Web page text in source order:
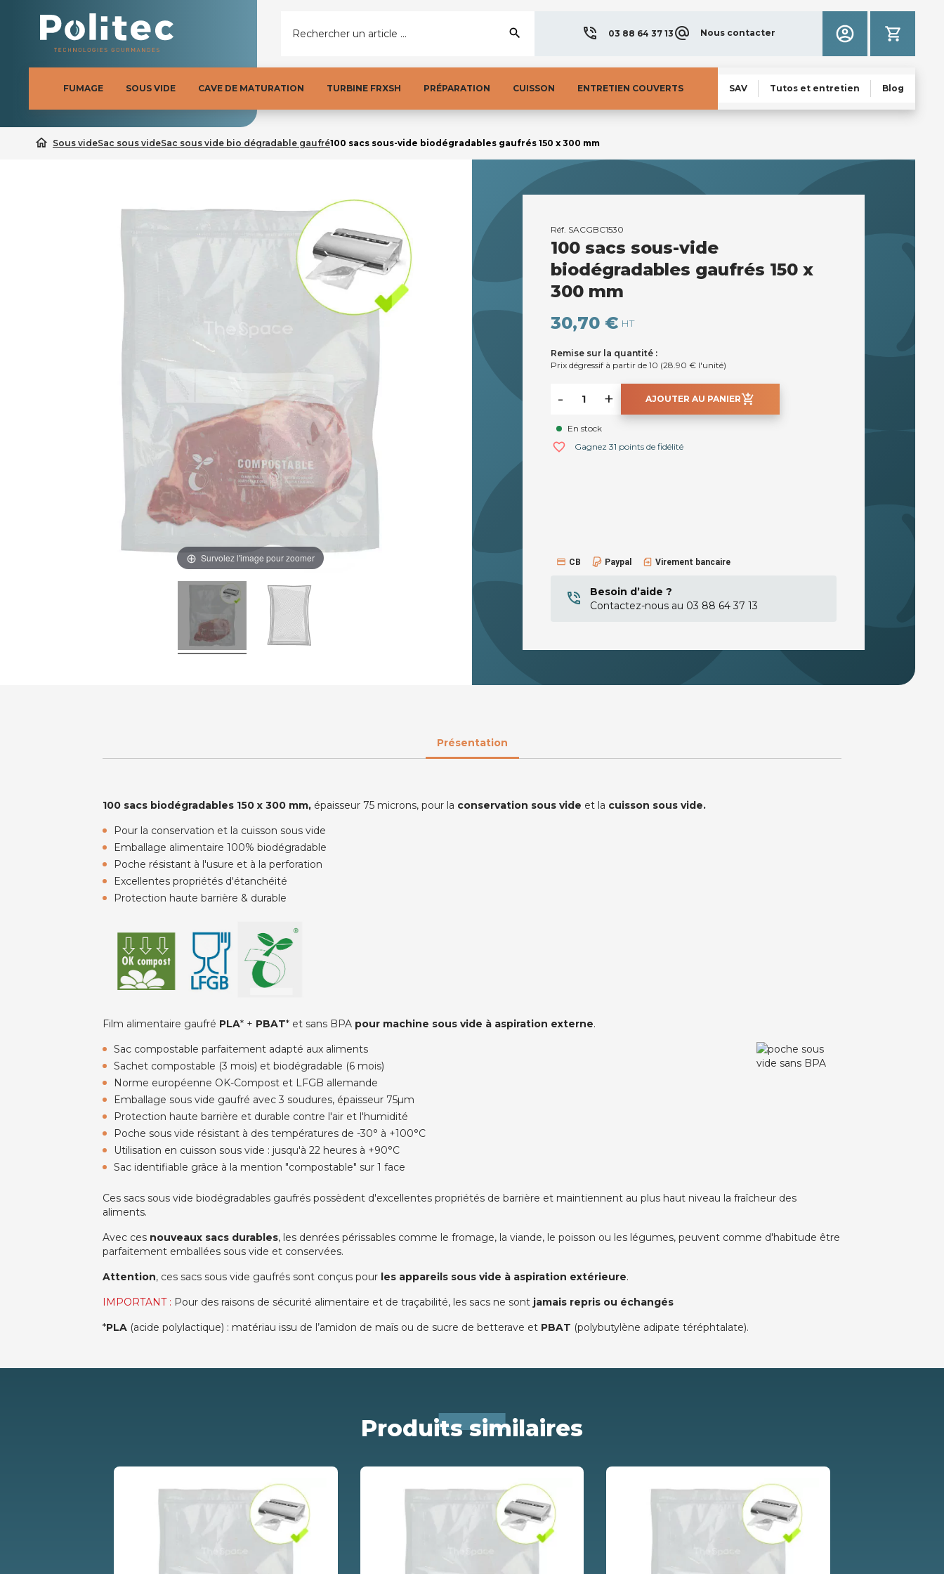
Rechercher un article ... search 03 88 64 37 13 Nous contacter
FUMAGE SOUS VIDE CAVE DE MATURATION TURBINE FRXSH PRÉPARATION CUISSON ENTRETIEN COUVERTS SAV Tutos et entretien Blog
home Sous videSac sous videSac sous vide bio dégradable gaufré100 sacs sous-vide biodégradables gaufrés 150 x 300 mm
Survolez l'image pour zoomer
Réf. SACGBC1530
100 sacs sous-vide
biodégradables gaufrés 150 x
300 mm
30,70 € HT
Remise sur la quantité :
Prix dégressif à partir de 10 (28.90 € l'unité)
- + AJOUTER AU PANIERadd_shopping_cart
En stock
favorite_border Gagnez 31 points de fidélité
CB Paypal Virement bancaire
Besoin d’aide ?
Contactez-nous au 03 88 64 37 13
Présentation
100 sacs biodégradables 150 x 300 mm, épaisseur 75 microns, pour la conservation sous vide et la cuisson sous vide.
Pour la conservation et la cuisson sous vide
Emballage alimentaire 100% biodégradable
Poche résistant à l'usure et à la perforation
Excellentes propriétés d'étanchéité
Protection haute barrière & durable
Film alimentaire gaufré PLA* + PBAT* et sans BPA pour machine sous vide à aspiration externe.
Sac compostable parfaitement adapté aux aliments
Sachet compostable (3 mois) et biodégradable (6 mois)
Norme européenne OK-Compost et LFGB allemande
Emballage sous vide gaufré avec 3 soudures, épaisseur 75µm
Protection haute barrière et durable contre l'air et l'humidité
Poche sous vide résistant à des températures de -30° à +100°C
Utilisation en cuisson sous vide : jusqu'à 22 heures à +90°C
Sac identifiable grâce à la mention "compostable" sur 1 face
Ces sacs sous vide biodégradables gaufrés possèdent d'excellentes propriétés de barrière et maintiennent au plus haut niveau la fraîcheur des
aliments.
Avec ces nouveaux sacs durables, les denrées périssables comme le fromage, la viande, le poisson ou les légumes, peuvent comme d'habitude être
parfaitement emballées sous vide et conservées.
Attention, ces sacs sous vide gaufrés sont conçus pour les appareils sous vide à aspiration extérieure.
IMPORTANT : Pour des raisons de sécurité alimentaire et de traçabilité, les sacs ne sont jamais repris ou échangés
*PLA (acide polylactique) : matériau issu de l’amidon de maïs ou de sucre de betterave et PBAT (polybutylène adipate téréphtalate).
Produits similaires